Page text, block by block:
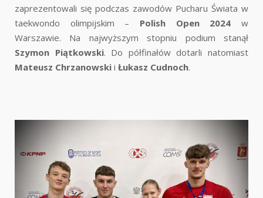
zaprezentowali się podczas zawodów Pucharu Świata w
taekwondo olimpijskim – Polish Open 2024 w
Warszawie. Na najwyższym stopniu podium stanął
Szymon Piątkowski. Do półfinałów dotarli natomiast
Mateusz Chrzanowski i Łukasz Cudnoch.